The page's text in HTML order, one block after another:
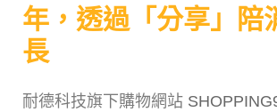
年，透過「分享」陪
長
耐德科技旗下購物網站